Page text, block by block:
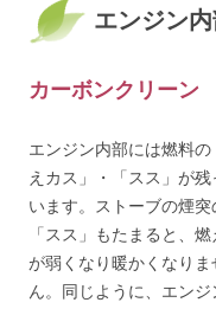
エンジン
カーボンクリーン
エンジン内部には燃料の
えカス」・「スス」が残
います。ストーブの煙突
「スス」もたまると、
が弱くなり暖かくなりま
ん。同じように、エンジ